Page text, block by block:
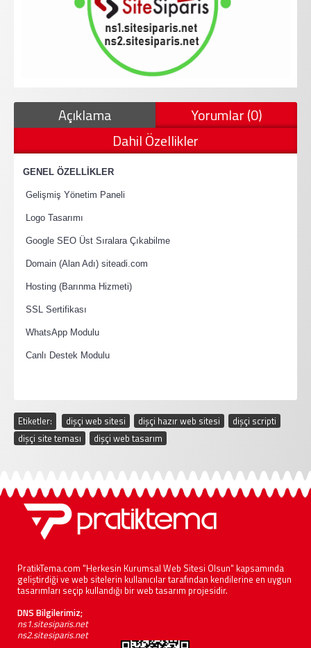
Açıklama
Yorumlar (0)
Dahil Özellikler
GENEL ÖZELLİKLER
Gelişmiş Yönetim Paneli
Logo Tasarımı
Google SEO Üst Sıralara Çıkabilme
Domain (Alan Adı) siteadi.com
Hosting (Barınma Hizmeti)
SSL Sertifikası
WhatsApp Modulu
Canlı Destek Modulu
Etiketler: dişçi web sitesi dişçi hazır web sitesi dişçi scripti
dişçi site teması
dişçi web tasarım
PratikTema.com "Herkesin Kurumsal Web Sitesi Olsun" kapsamında
geliştirdiği ve web sitelerin kullanıcılar tarafından kendilerine en uygun
tasarımları seçip kullandığı bir web tasarım projesidir.
DNS Bilgilerimiz;
ns1.sitesiparis.net
ns2.sitesiparis.net